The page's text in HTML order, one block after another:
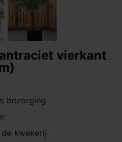
vierkant
bezorging
kwekerij